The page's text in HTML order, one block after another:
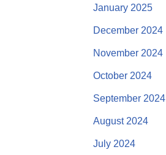
January 2025
December 2024
November 2024
October 2024
September 2024
August 2024
July 2024